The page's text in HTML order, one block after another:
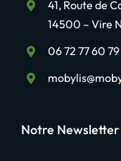
41, Route de
14500 – Vire
06 72 77 60 79
Notre Newsletter